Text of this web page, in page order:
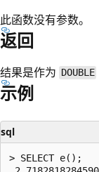
此函数没有参数。
返回
结果是作为 DOUBLE
示例
sql
> SELECT e();